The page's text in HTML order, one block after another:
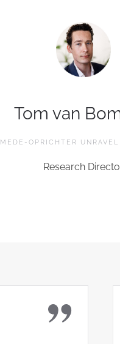
Tom van
MEDE-OPRICHTER UNRAVEL
Research